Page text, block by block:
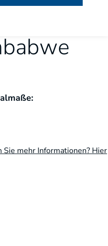
Sie mehr Informationen? Hier